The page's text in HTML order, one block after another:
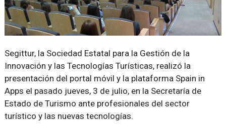
Segittur, la Sociedad Estatal para la Gestión de la
Innovación y las Tecnologías Turísticas, realizó la
presentación del portal móvil y la plataforma Spain in
Apps el pasado jueves, 3 de julio, en la Secretaría de
Estado de Turismo ante profesionales del sector
turístico y las nuevas tecnologías.